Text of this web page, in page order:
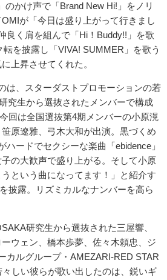
のかけ声で「Brand New Hi!」をノリ
が「今日は盛り上がって行きまし
良く肩を組んで「Hi！Buddy!!」を歌
を披露し「VIVA! SUMMER」を歌う
に上昇させてくれた。
は、スターダストプロモーションの若
究生から選抜されたメンバーで構成
回は全国選抜第4期メンバーの小原滉
原遼雅、弓木大和が出演。黒づくめ
ハードでセクシーな楽曲「ebidence」
の大歓声で盛り上がる。そして小原
という曲になってます！」と紹介す
披露。リズミカルなナンバーを高ら
研究生から選抜された三屋響、
ウェン、橋本歩夢、佐々木頼忠、ジ
カルグループ・AMEZARI-RED STAR
しい彼らが歌い出したのは、鋭いギ